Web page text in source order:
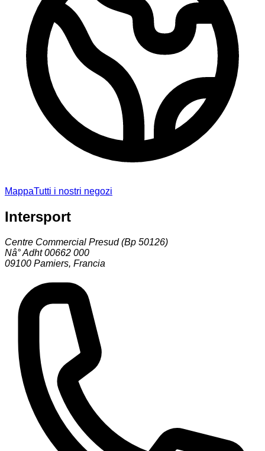
MappaTutti i nostri negozi
Intersport
Centre Commercial Presud (Bp 50126)
Nâ° Adht 00662 000
09100 Pamiers, Francia